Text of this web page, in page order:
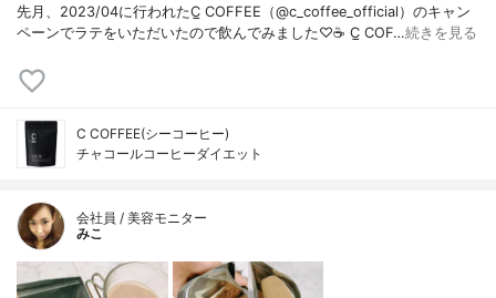
先月、2023/04に行われたC̲ COFFEE（@c_coffee_official）のキャン
ペーンでラテをいただいたので飲んでみました♡☕️ C̲ COF…続きを見る
C COFFEE(シーコーヒー)
チャコールコーヒーダイエット
会社員 / 美容モニター
みこ